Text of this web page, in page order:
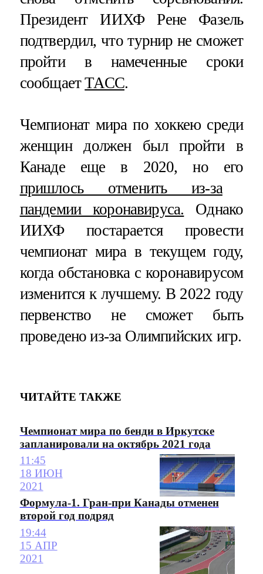
Президент ИИХФ Рене Фазель
подтвердил, что турнир не сможет
пройти в намеченные сроки
сообщаетТАСС.
Чемпионат мира по хоккею среди
женщин должен был пройти в
Канаде еще в 2020, но его
пришлось отменить из-за
пандемии коронавируса. Однако
ИИХФ постарается провести
чемпионат мира в текущем году,
когда обстановка с коронавирусом
изменится к лучшему. В 2022 году
первенство не сможет быть
проведено из-за Олимпийских игр.
ЧИТАЙТЕ ТАКЖЕ
Чемпионат мира по бенди в Иркутске
запланировали на октябрь 2021 года
11:45
18 ИЮН
2021
Формула-1. Гран-при Канады отменен
второй год подряд
19:44
15 АПР
2021